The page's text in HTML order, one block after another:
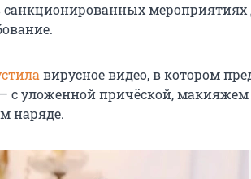
санкционированных мероприятиях
вирусное видео, в котором
с уложенной причёской,
наряде.